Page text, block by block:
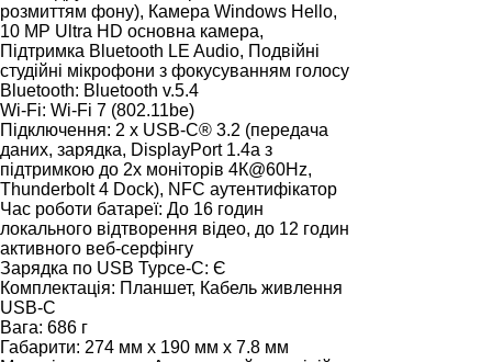
розмиттям фону), Камера Windows Hello,
10 MP Ultra HD основна камера,
Підтримка Bluetooth LE Audio, Подвійні
студійні мікрофони з фокусуванням голосу
Bluetooth: Bluetooth v.5.4
Wi-Fi: Wi-Fi 7 (802.11be)
Підключення: 2 x USB-C® 3.2 (передача
даних, зарядка, DisplayPort 1.4а з
підтримкою до 2х моніторів 4К@60Hz,
Thunderbolt 4 Dock), NFC аутентифікатор
Час роботи батареї: До 16 годин
локального відтворення відео, до 12 годин
активного веб-серфінгу
Зарядка по USB Typce-C: Є
Комплектація: Планшет, Кабель живлення
USB-C
Вага: 686 г
Габарити: 274 мм x 190 мм x 7.8 мм